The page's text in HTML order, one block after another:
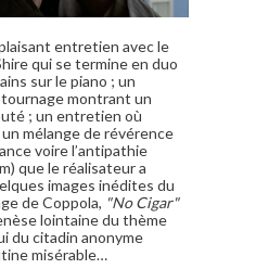
entretien avec le
qui se termine en duo
sur le piano ; un
montrant un
; un entretien où
mélange de révérence
voire l’antipathie
que le réalisateur a
images inédites du
de Coppola, "No Cigar"
lointaine du thème
du citadin anonyme
misérable…